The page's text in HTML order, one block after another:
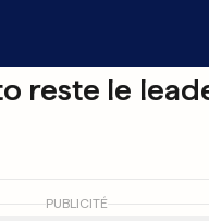
reste le
PUBLICITÉ